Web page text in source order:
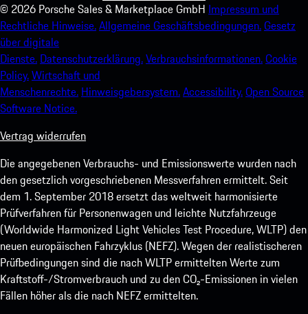
© 2026 Porsche Sales & Marketplace GmbH Impressum und
Rechtliche Hinweise.Allgemeine Geschäftsbedingungen.Gesetz
über digitale
Dienste. Datenschutzerklärung.Verbrauchsinformationen.Cookie
Policy.Wirtschaft und
Menschenrechte. Hinweisgebersystem.Accessibility.Open Source
Software Notice.
Vertrag widerrufen
Die angegebenen Verbrauchs- und Emissionswerte wurden nach
den gesetzlich vorgeschriebenen Messverfahren ermittelt. Seit
dem 1. September 2018 ersetzt das weltweit harmonisierte
Prüfverfahren für Personenwagen und leichte Nutzfahrzeuge
(Worldwide Harmonized Light Vehicles Test Procedure, WLTP) den
neuen europäischen Fahrzyklus (NEFZ). Wegen der realistischeren
Prüfbedingungen sind die nach WLTP ermittelten Werte zum
Kraftstoff-/Stromverbrauch und zu den CO₂-Emissionen in vielen
Fällen höher als die nach NEFZ ermittelten.